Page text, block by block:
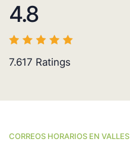
4.8
7.617 Ratings
CORREOS HORARIOS EN VALLES